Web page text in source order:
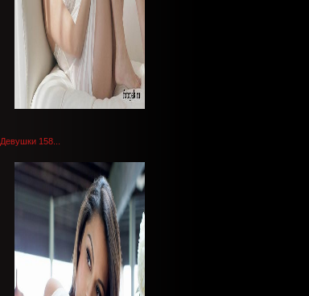
Девушки 158...